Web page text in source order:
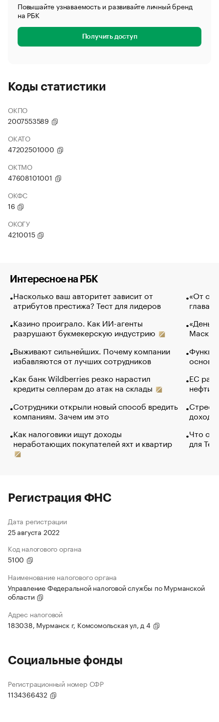
Повышайте узнаваемость и развивайте личный бренд
на РБК
Получить доступ
Коды статистики
ОКПО
2007553589
ОКАТО
47202501000
ОКТМО
47608101001
ОКФС
16
ОКОГУ
4210015
Интересное на РБК
Насколько ваш авторитет зависит от
атрибутов престижа? Тест для лидеров
Казино проиграло. Как ИИ-агенты
разрушают букмекерскую индустрию
Выживают сильнейших. Почему компании
избавляются от лучших сотрудников
Как банк Wildberries резко нарастил
кредиты селлерам до атак на склады
Сотрудники открыли новый способ вредить
компаниям. Зачем им это
Как налоговики ищут доходы
неработающих покупателей яхт и квартир
«От
глава
Маск в
основ
ЕС
нефти
Что
для
Регистрация ФНС
Дата регистрации
25 августа 2022
Код налогового органа
5100
Наименование налогового органа
Управление Федеральной налоговой службы по Мурманской
области
Адрес налоговой
183038, Мурманск г, Комсомольская ул, д 4
Социальные фонды
Регистрационный номер СФР
1134366432